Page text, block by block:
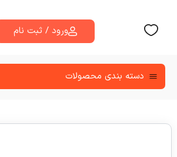
ورود / ثبت نام
دسته‌ بندی محصولات